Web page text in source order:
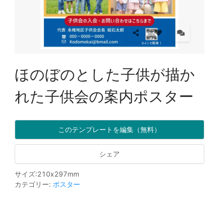
ほのぼのとした子供が描か
れた子供会の案内ポスター
このテンプレートを編集（無料）
シェア
サイズ:210x297mm
カテゴリー: ポスター